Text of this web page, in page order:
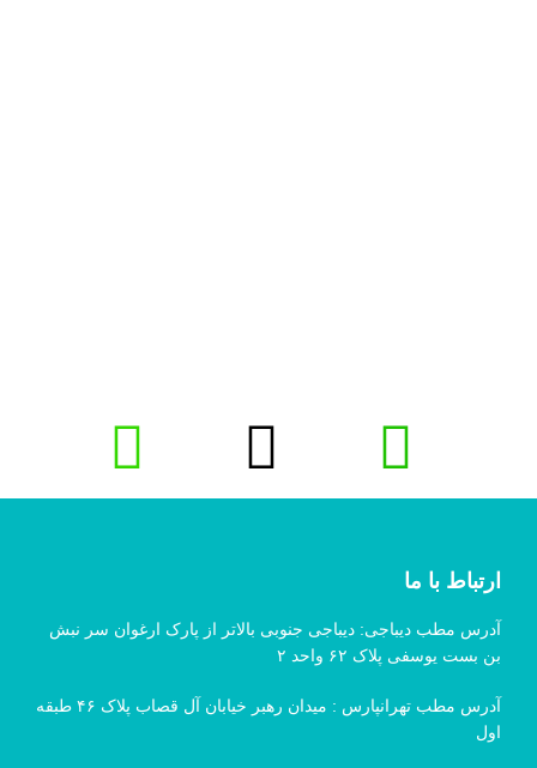
ارتباط با ما
آدرس مطب دیباجی: دیباجی جنوبی بالاتر از پارک ارغوان سر نبش
بن بست یوسفی پلاک ۶۲ واحد ۲
آدرس مطب تهرانپارس : میدان رهبر خیابان آل قصاب پلاک ۴۶ طبقه
اول